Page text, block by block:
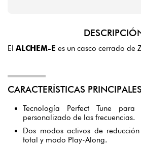
El ALCHEM-E es un casco cerrado de
CARACTERÍSTICAS
Tecnología Perfect Tune
personalizado de las frecuencias.
Dos modos activos de
total y modo Play-Along.